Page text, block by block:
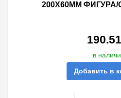
200Х60ММ
в
Добавить в